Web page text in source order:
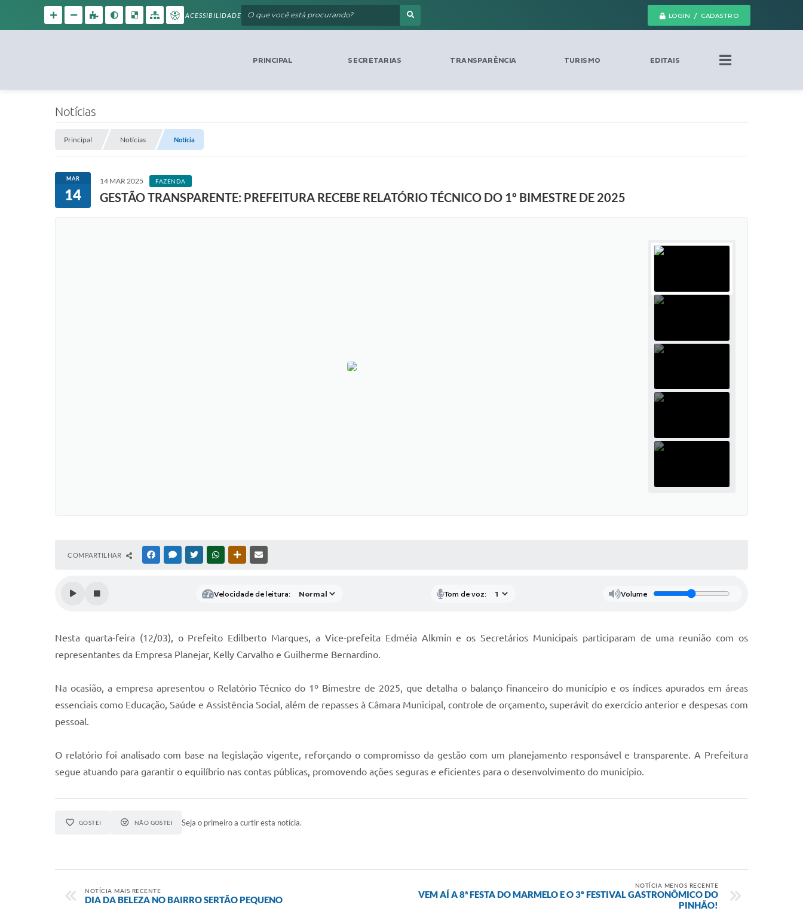
LOGIN / CADASTRO
ACESSIBILIDADE
PRINCIPAL SECRETARIAS TRANSPARÊNCIA TURISMO EDITAIS
Notícias
Principal Notícias Notícia
MAR
14
14 MAR 2025 FAZENDA
GESTÃO TRANSPARENTE: PREFEITURA RECEBE RELATÓRIO TÉCNICO DO 1º BIMESTRE DE 2025
COMPARTILHAR FACEBOOKMESSENGER
TWITTERWHATSAPPOUTRAS MÍDIAS
Velocidade de leitura: Tom de voz: Volume
Nesta quarta-feira (12/03), o Prefeito Edilberto Marques, a Vice-prefeita Edméia Alkmin e os Secretários Municipais participaram de uma reunião com os
representantes da Empresa Planejar, Kelly Carvalho e Guilherme Bernardino.
Na ocasião, a empresa apresentou o Relatório Técnico do 1º Bimestre de 2025, que detalha o balanço financeiro do município e os índices apurados em áreas
essenciais como Educação, Saúde e Assistência Social, além de repasses à Câmara Municipal, controle de orçamento, superávit do exercício anterior e despesas com
pessoal.
O relatório foi analisado com base na legislação vigente, reforçando o compromisso da gestão com um planejamento responsável e transparente. A Prefeitura
segue atuando para garantir o equilíbrio nas contas públicas, promovendo ações seguras e eficientes para o desenvolvimento do município.
GOSTEI NÃO GOSTEI Seja o primeiro a curtir esta notícia.
NOTÍCIA MAIS RECENTE
DIA DA BELEZA NO BAIRRO SERTÃO PEQUENO
NOTÍCIA MENOS RECENTE
VEM AÍ A 8ª FESTA DO MARMELO E O 3º FESTIVAL GASTRONÔMICO DO
PINHÃO!